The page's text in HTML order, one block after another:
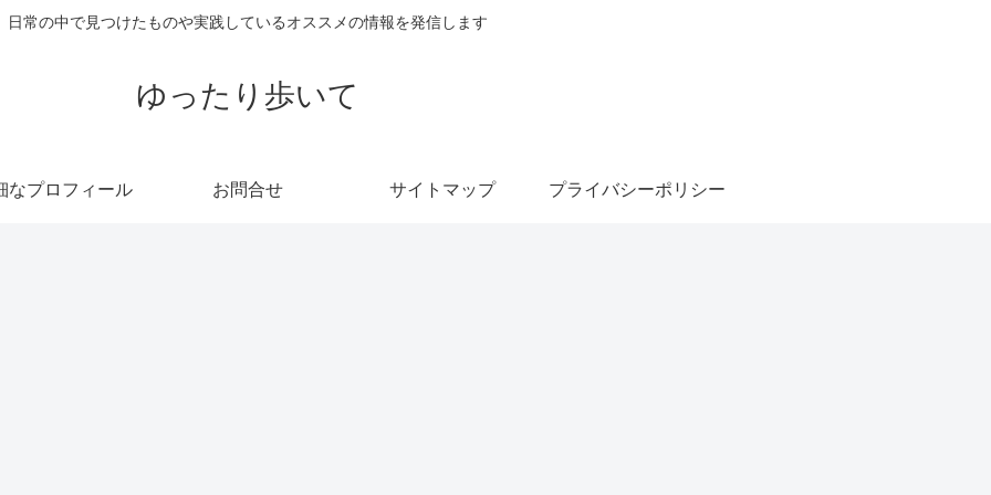
日常の中で見つけたものや実践しているオススメの情報を発信します
ゆったり歩いて
なプロフィール お問合せ サイトマップ プライバシーポリシー